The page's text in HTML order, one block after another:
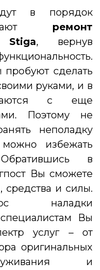
в порядок
ремонт
Stiga, вернув
пробуют сделать
руками, и в
с еще
Поэтому не
неполадку
можно избежать
в
Вы сможете
средства и силы.
наладки
Вы
услуг – от
оригинальных
и